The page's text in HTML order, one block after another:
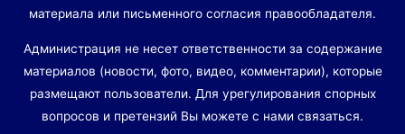
материала или письменного согласия правообладателя.
Администрация не несет ответственности за содержание
материалов (новости, фото, видео, комментарии), которые
размещают пользователи. Для урегулирования спорных
вопросов и претензий Вы можете с нами связаться.